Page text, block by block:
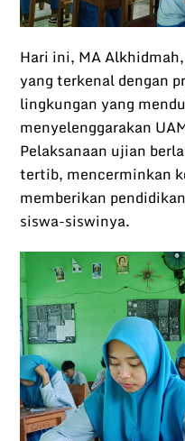
Hari ini, MA
yang terkenal dengan
lingkungan yang
menyelenggarakan
Pelaksanaan ujian
tertib, mencerminkan
memberikan
siswa-siswinya.